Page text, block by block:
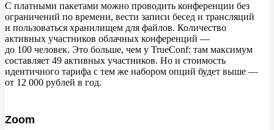
С платными пакетами можно проводить конференции без
ограничений по времени, вести записи бесед и трансляций
и пользоваться хранилищем для файлов. Количество
активных участников облачных конференций —
до 100 человек. Это больше, чем у TrueConf: там максимум
составляет 49 активных участников. Но и стоимость
идентичного тарифа с тем же набором опций будет выше —
от 12 000 рублей в год.
Zoom